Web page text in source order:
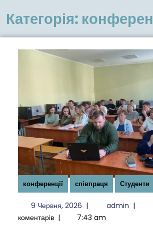
меню
Категорія:
конференції співпраця Студенти
9 Червня, 20269
Червня,
| admin admin
|
коментарів | 7:43 am